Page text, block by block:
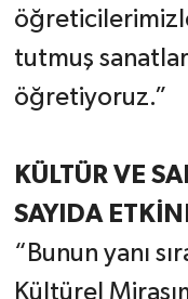
tutmuş
öğretiyoruz.”
KÜLTÜR VE
SAYIDA
“Bunun yanı
Kültürel